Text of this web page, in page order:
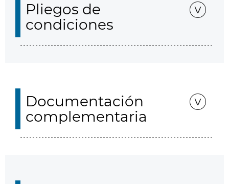
Pliegos de
condiciones
Documentación
complementaria